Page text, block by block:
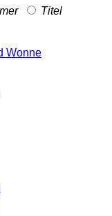
Titel
Wonne